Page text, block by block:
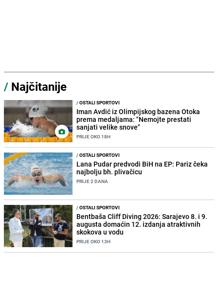
/ Najčitanije
/OSTALI SPORTOVI
Iman Avdić iz Olimpijskog bazena Otoka
prema medaljama: "Nemojte prestati
sanjati velike snove"
PRIJE OKO 18H
/OSTALI SPORTOVI
Lana Pudar predvodi BiH na EP: Pariz čeka
najbolju bh. plivačicu
PRIJE 2 DANA
/OSTALI SPORTOVI
Bentbaša Cliff Diving 2026: Sarajevo 8. i 9.
augusta domaćin 12. izdanja atraktivnih
skokova u vodu
PRIJE OKO 13H